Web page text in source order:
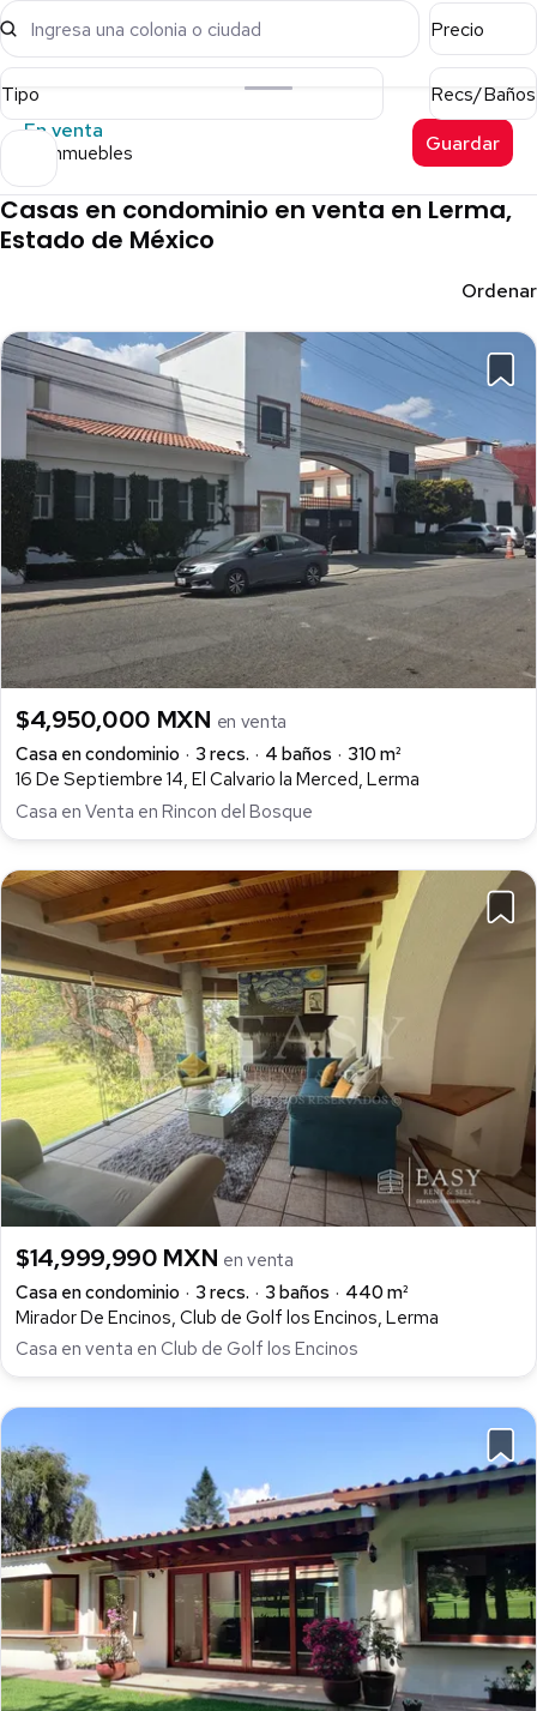
Ingresa una colonia o ciudad Precio
Tipo
Recs/Baños
En venta
82 inmuebles Guardar
Casas en condominio en venta en Lerma,
Estado de México
Ordenar
$4,950,000 MXN en venta
Casa en condominio
3 recs. 4 baños
310 m²
16 De Septiembre 14, El Calvario la Merced, Lerma
Casa en Venta en Rincon del Bosque
$14,999,990 MXN en venta
Casa en condominio
3 recs. 3 baños
440 m²
Mirador De Encinos, Club de Golf los Encinos, Lerma
Casa en venta en Club de Golf los Encinos